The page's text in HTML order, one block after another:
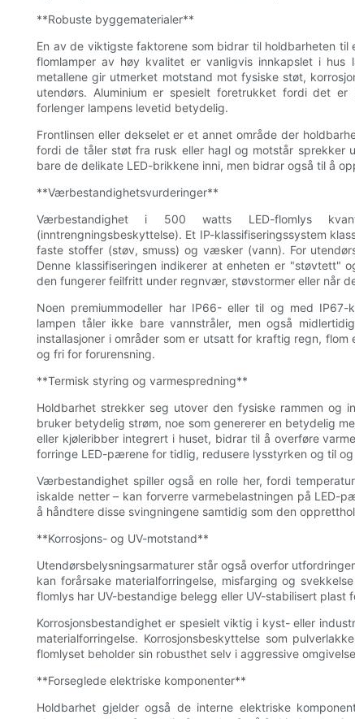
**Robuste byggematerialer**
En av de viktigste faktorene som bidrar til holdbarheten
flomlamper av høy kvalitet er vanligvis innkapslet i hus
metallene gir utmerket motstand mot fysiske støt,
utendørs. Aluminium er spesielt foretrukket fordi det
forlenger lampens levetid betydelig.
Frontlinsen eller dekselet er et annet område der
fordi de tåler støt fra rusk eller hagl og motstår sprekker
bare de delikate LED-brikkene inni, men bidrar også til å
**Værbestandighetsvurderinger**
Værbestandighet i 500 watts LED-flomlys
(inntrengningsbeskyttelse). Et IP-klassifiseringssystem
faste stoffer (støv, smuss) og væsker (vann). For
Denne klassifiseringen indikerer at enheten er "støvtett"
den fungerer feilfritt under regnvær, støvstormer eller når
Noen premiummodeller har IP66- eller til og med
lampen tåler ikke bare vannstråler, men også
installasjoner i områder som er utsatt for kraftig regn,
og fri for forurensning.
**Termisk styring og varmespredning**
Holdbarhet strekker seg utover den fysiske rammen og
bruker betydelig strøm, noe som genererer en betydelig
eller kjøleribber integrert i huset, bidrar til å overføre
forringe LED-pærene for tidlig, redusere lysstyrken og til
Værbestandighet spiller også en rolle her, fordi
iskalde netter – kan forverre varmebelastningen på
å håndtere disse svingningene samtidig som den
**Korrosjons- og UV-motstand**
Utendørsbelysningsarmaturer står også overfor
kan forårsake materialforringelse, misfarging og
flomlys har UV-bestandige belegg eller UV-stabilisert
Korrosjonsbestandighet er spesielt viktig i kyst- eller
materialforringelse. Korrosjonsbeskyttelse som
flomlyset beholder sin robusthet selv i aggressive
**Forseglede elektriske komponenter**
Holdbarhet gjelder også de interne elektriske